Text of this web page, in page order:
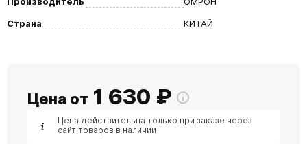
Страна
КИТАЙ
Цена от 1 630 ₽
Цена действительна только при заказе через
сайт товаров в наличии